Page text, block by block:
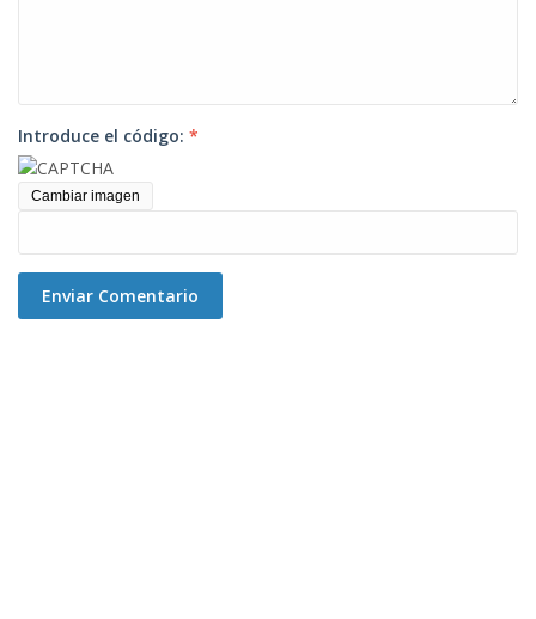
Introduce el código: *
Cambiar imagen
Enviar Comentario